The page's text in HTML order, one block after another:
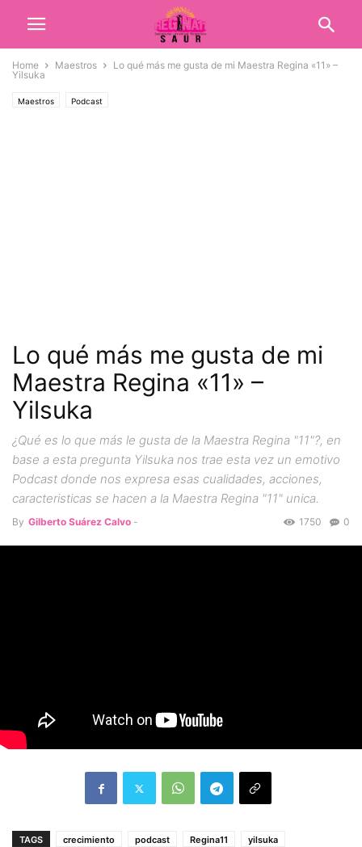
Home Maestros
Lo qué más me gusta de mi Maestra Regina «11» –
Yilsuka
Maestros Podcast
Lo qué más me gusta de mi
Maestra Regina «11» –
Yilsuka
¿Qué es lo que más le gusta de la Maestra Regina "11"?, en
base a esta pregunta Yilsuka nos trae esta vez un emotivo
Podcast donde nos expresa esas cualidades, acciones,
caracteristicas se hacen a la Maestra Regina "11" unica.
By Gilberto Suárez Calvo - 0
1750
TAGS crecimiento podcast Regina11 yilsuka